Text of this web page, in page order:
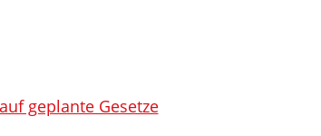
geplante Gesetze